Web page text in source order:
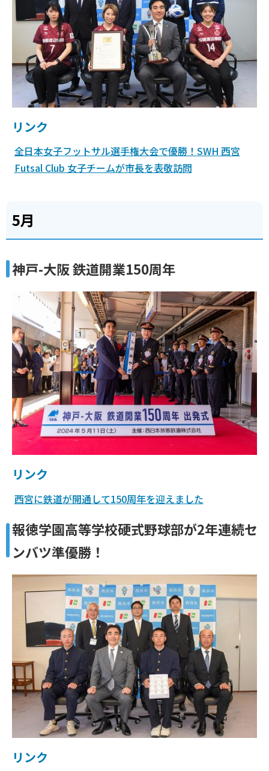
リンク
全日本女子フットサル選手権大会で優勝！SWH 西宮
Futsal Club 女子チームが市長を表敬訪問
5月
神戸-大阪 鉄道開業150周年
リンク
西宮に鉄道が開通して150周年を迎えました
報徳学園高等学校硬式野球部が2年連続セ
ンバツ準優勝！
リンク